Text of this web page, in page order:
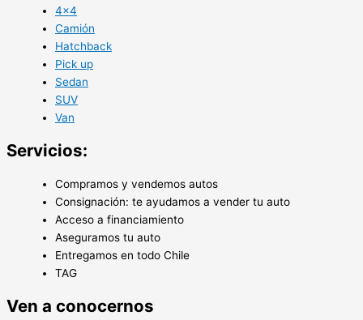
4×4
Camión
Hatchback
Pick up
Sedan
SUV
Van
Servicios:
Compramos y vendemos autos
Consignación: te ayudamos a vender tu auto
Acceso a financiamiento
Aseguramos tu auto
Entregamos en todo Chile
TAG
Ven a conocernos